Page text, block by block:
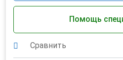
Помощь
Сравнить